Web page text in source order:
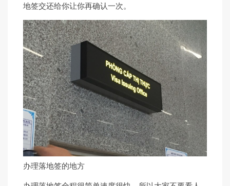
地签交还给你让你再确认一次。
办理落地签的地方